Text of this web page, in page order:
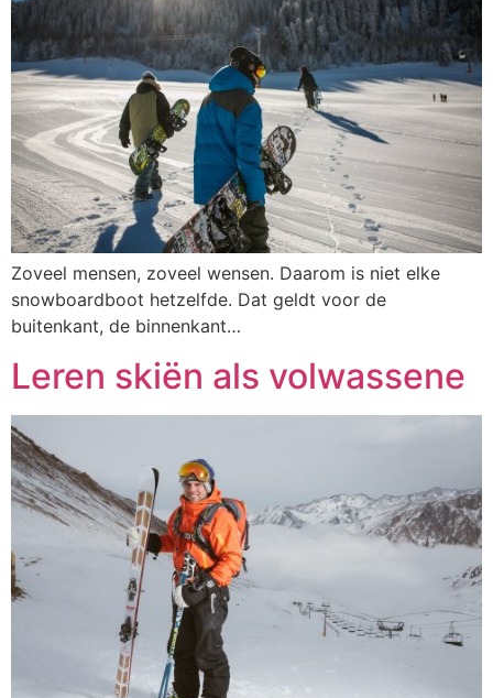
Zoveel mensen, zoveel wensen. Daarom is niet elke
snowboardboot hetzelfde. Dat geldt voor de
buitenkant, de binnenkant…
Leren skiën als volwassene